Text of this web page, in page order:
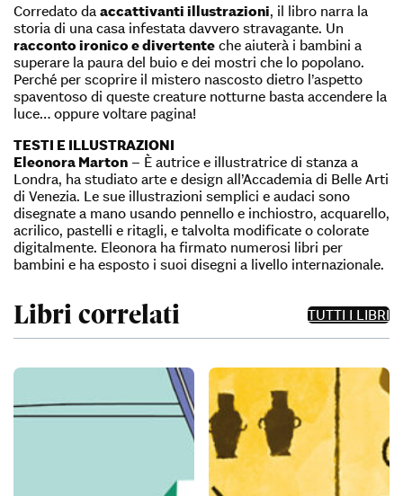
Corredato da accattivanti illustrazioni, il libro narra la
storia di una casa infestata davvero stravagante. Un
racconto ironico e divertente che aiuterà i bambini a
superare la paura del buio e dei mostri che lo popolano.
Perché per scoprire il mistero nascosto dietro l’aspetto
spaventoso di queste creature notturne basta accendere la
luce… oppure voltare pagina!
TESTI E ILLUSTRAZIONI
Eleonora Marton – È autrice e illustratrice di stanza a
Londra, ha studiato arte e design all’Accademia di Belle Arti
di Venezia. Le sue illustrazioni semplici e audaci sono
disegnate a mano usando pennello e inchiostro, acquarello,
acrilico, pastelli e ritagli, e talvolta modificate o colorate
digitalmente. Eleonora ha firmato numerosi libri per
bambini e ha esposto i suoi disegni a livello internazionale.
Libri correlati TUTTI I LIBRI